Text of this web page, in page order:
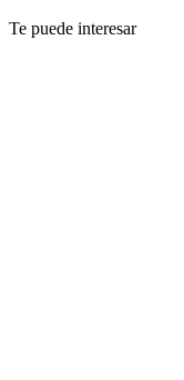
Te puede interesar